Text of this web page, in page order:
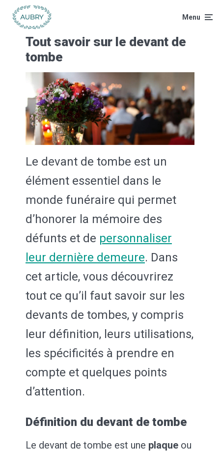
Menu
Tout savoir sur le devant de
tombe
Le devant de tombe est un
élément essentiel dans le
monde funéraire qui permet
d’honorer la mémoire des
défunts et de personnaliser
leur dernière demeure. Dans
cet article, vous découvrirez
tout ce qu’il faut savoir sur les
devants de tombes, y compris
leur définition, leurs utilisations,
les spécificités à prendre en
compte et quelques points
d’attention.
Définition du devant de tombe
Le devant de tombe est une plaque ou